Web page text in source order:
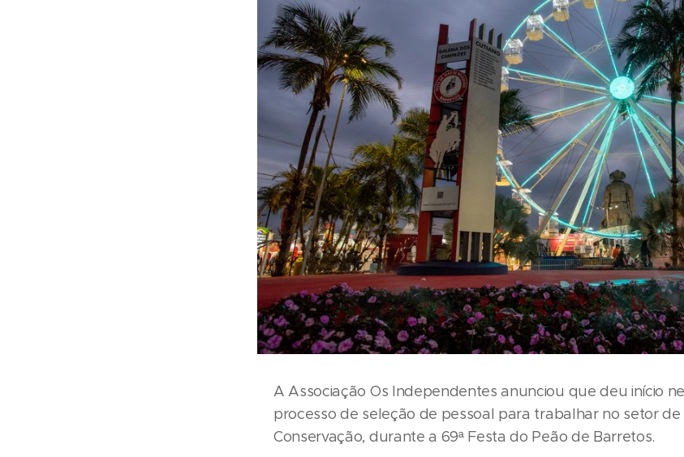
A Associação Os Independentes anunciou que deu início
processo de seleção de pessoal para trabalhar no setor de
Conservação, durante a 69ª Festa do Peão de Barretos.